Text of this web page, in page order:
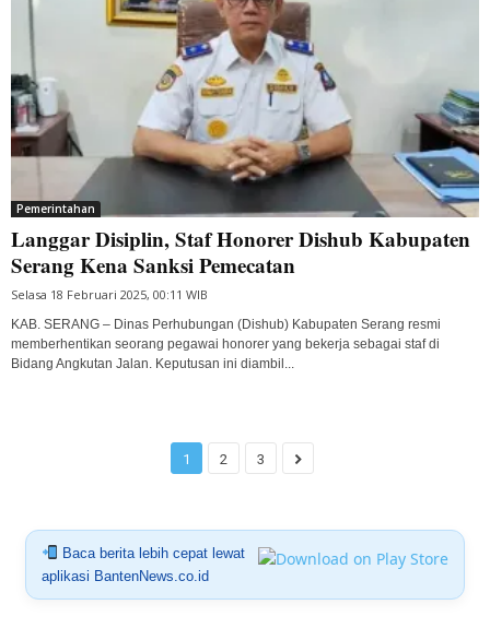
Pemerintahan
Langgar Disiplin, Staf Honorer Dishub Kabupaten
Serang Kena Sanksi Pemecatan
Selasa 18 Februari 2025, 00:11 WIB
KAB. SERANG – Dinas Perhubungan (Dishub) Kabupaten Serang resmi
memberhentikan seorang pegawai honorer yang bekerja sebagai staf di
Bidang Angkutan Jalan. Keputusan ini diambil...
1 2 3
Baca berita lebih cepat lewat
aplikasi BantenNews.co.id